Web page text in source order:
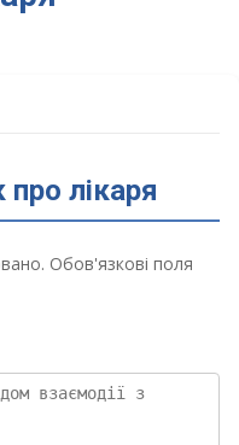
лікаря
Обов'язкові поля